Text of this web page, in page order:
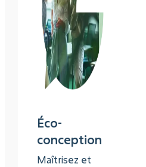
Éco-
conception
Maîtrisez et